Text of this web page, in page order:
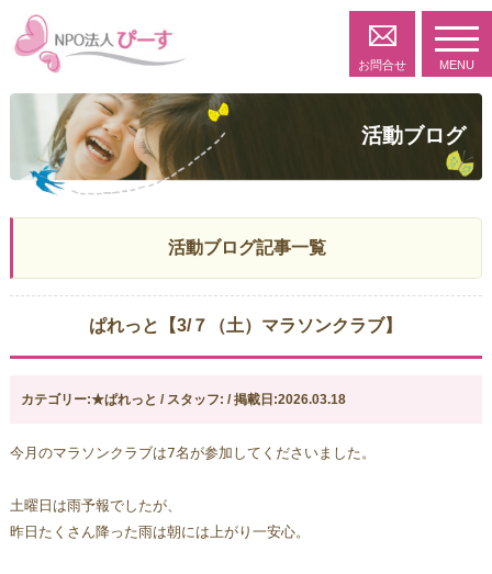
お問合せ MENU
活動ブログ
活動ブログ記事一覧
ぱれっと【3/７（土）マラソンクラブ】
カテゴリー:★ぱれっと / スタッフ: / 掲載日:2026.03.18
今月のマラソンクラブは7名が参加してくださいました。
土曜日は雨予報でしたが、
昨日たくさん降った雨は朝には上がり一安心。